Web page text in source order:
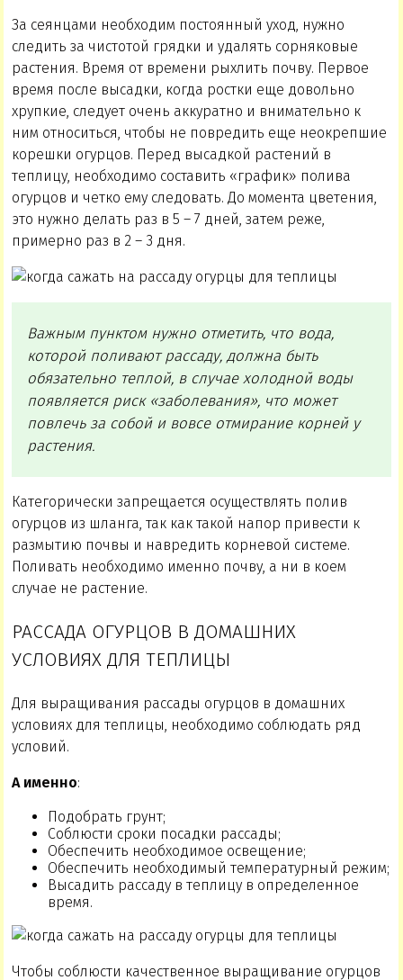
За сеянцами необходим постоянный уход, нужно
следить за чистотой грядки и удалять сорняковые
растения. Время от времени рыхлить почву. Первое
время после высадки, когда ростки еще довольно
хрупкие, следует очень аккуратно и внимательно к
ним относиться, чтобы не повредить еще неокрепшие
корешки огурцов. Перед высадкой растений в
теплицу, необходимо составить «график» полива
огурцов и четко ему следовать. До момента цветения,
это нужно делать раз в 5 – 7 дней, затем реже,
примерно раз в 2 – 3 дня.
Важным пунктом нужно отметить, что вода,
которой поливают рассаду, должна быть
обязательно теплой, в случае холодной воды
появляется риск «заболевания», что может
повлечь за собой и вовсе отмирание корней у
растения.
Категорически запрещается осуществлять полив
огурцов из шланга, так как такой напор привести к
размытию почвы и навредить корневой системе.
Поливать необходимо именно почву, а ни в коем
случае не растение.
РАССАДА ОГУРЦОВ В ДОМАШНИХ
УСЛОВИЯХ ДЛЯ ТЕПЛИЦЫ
Для выращивания рассады огурцов в домашних
условиях для теплицы, необходимо соблюдать ряд
условий.
А именно:
Подобрать грунт;
Соблюсти сроки посадки рассады;
Обеспечить необходимое освещение;
Обеспечить необходимый температурный режим;
Высадить рассаду в теплицу в определенное
время.
Чтобы соблюсти качественное выращивание огурцов